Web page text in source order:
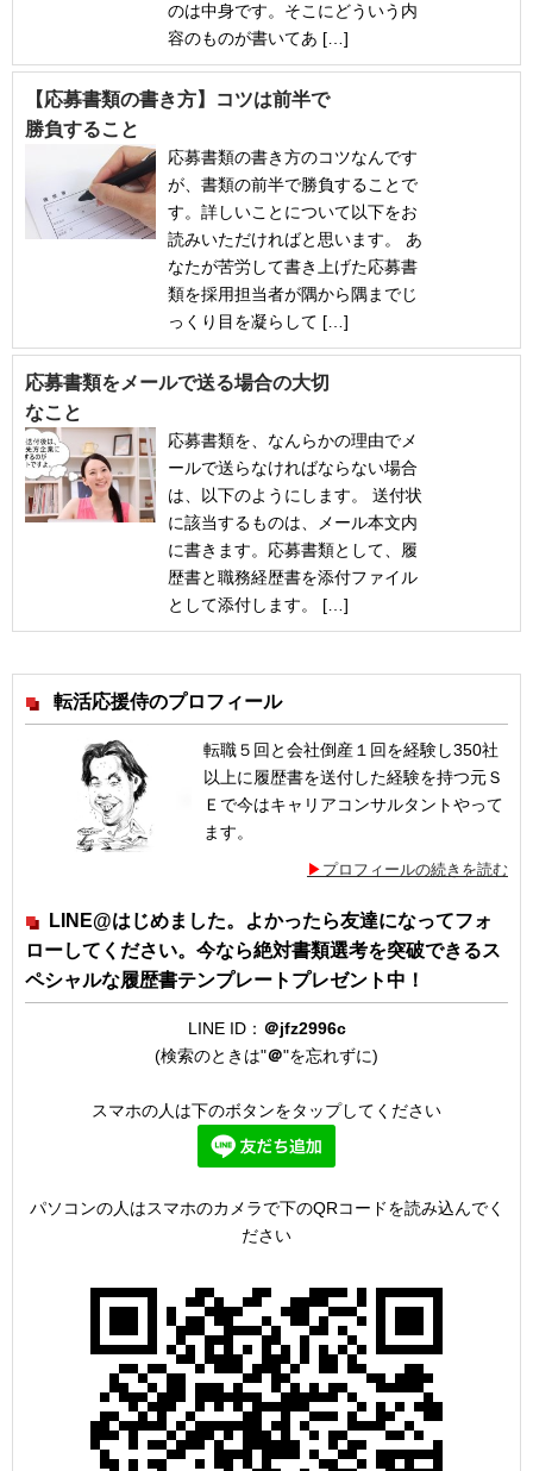
のは中身です。そこにどういう内
容のものが書いてあ […]
【応募書類の書き方】コツは前半で
勝負すること
応募書類の書き方のコツなんです
が、書類の前半で勝負することで
す。詳しいことについて以下をお
読みいただければと思います。 あ
なたが苦労して書き上げた応募書
類を採用担当者が隅から隅までじ
っくり目を凝らして […]
応募書類をメールで送る場合の大切
なこと
応募書類を、なんらかの理由でメ
ールで送らなければならない場合
は、以下のようにします。 送付状
に該当するものは、メール本文内
に書きます。応募書類として、履
歴書と職務経歴書を添付ファイル
として添付します。 […]
転活応援侍のプロフィール
転職５回と会社倒産１回を経験し350社
以上に履歴書を送付した経験を持つ元Ｓ
Ｅで今はキャリアコンサルタントやって
ます。
プロフィールの続きを読む
LINE@はじめました。よかったら友達になってフォ
ローしてください。今なら絶対書類選考を突破できるス
ペシャルな履歴書テンプレートプレゼント中！
LINE ID： ＠jfz2996c
(検索のときは"＠"を忘れずに)
スマホの人は下のボタンをタップしてください
パソコンの人はスマホのカメラで下のQRコードを読み込んでく
ださい